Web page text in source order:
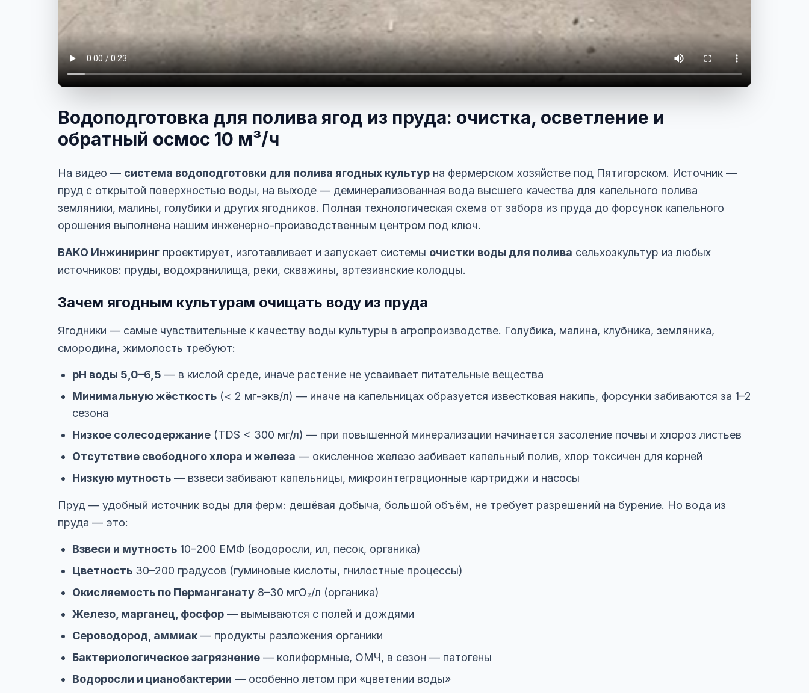
Водоподготовка для полива ягод из пруда: очистка, осветление и
обратный осмос 10 м³/ч
На видео — система водоподготовки для полива ягодных культур на фермерском хозяйстве под Пятигорском. Источник —
пруд с открытой поверхностью воды, на выходе — деминерализованная вода высшего качества для капельного полива
земляники, малины, голубики и других ягодников. Полная технологическая схема от забора из пруда до форсунок капельного
орошения выполнена нашим инженерно-производственным центром под ключ.
ВАКО Инжиниринг проектирует, изготавливает и запускает системы очистки воды для полива сельхозкультур из любых
источников: пруды, водохранилища, реки, скважины, артезианские колодцы.
Зачем ягодным культурам очищать воду из пруда
Ягодники — самые чувствительные к качеству воды культуры в агропроизводстве. Голубика, малина, клубника, земляника,
смородина, жимолость требуют:
pH воды 5,0–6,5 — в кислой среде, иначе растение не усваивает питательные вещества
Минимальную жёсткость (< 2 мг-экв/л) — иначе на капельницах образуется известковая накипь, форсунки забиваются за 1–2
сезона
Низкое солесодержание (TDS < 300 мг/л) — при повышенной минерализации начинается засоление почвы и хлороз листьев
Отсутствие свободного хлора и железа — окисленное железо забивает капельный полив, хлор токсичен для корней
Низкую мутность — взвеси забивают капельницы, микроинтеграционные картриджи и насосы
Пруд — удобный источник воды для ферм: дешёвая добыча, большой объём, не требует разрешений на бурение. Но вода из
пруда — это:
Взвеси и мутность 10–200 ЕМФ (водоросли, ил, песок, органика)
Цветность 30–200 градусов (гуминовые кислоты, гнилостные процессы)
Окисляемость по Перманганату 8–30 мгО₂/л (органика)
Железо, марганец, фосфор — вымываются с полей и дождями
Сероводород, аммиак — продукты разложения органики
Бактериологическое загрязнение — колиформные, ОМЧ, в сезон — патогены
Водоросли и цианобактерии — особенно летом при «цветении воды»